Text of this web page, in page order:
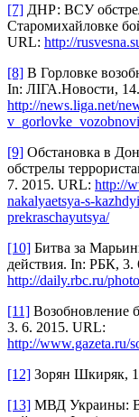
[7] ДНР: ВСУ
Старомихайловке
URL: http://
[8] В Горловке
In: ЛІГА.Новости,
http://news.liga.net/
[9] Обстановка в
обстрелы
7. 2015. URL: http://
nakalyaetsya-s-
prekraschayutsya/
[10] Битва за
действия. In: РБК, 3.
http://daily.rbc.ru/
[11] Возобновление
3. 6. 2015. URL:
http://www.gazeta.ru/
[12] Зорян Шкиряк,
[13] ​МВД Украины: В